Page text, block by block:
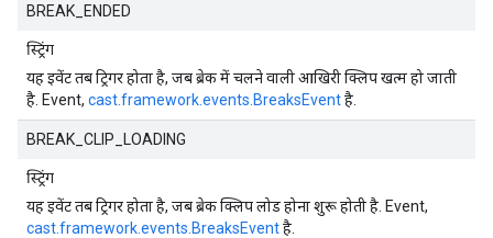
BREAK_ENDED
स्ट्रिंग
यह इवेंट तब ट्रिगर होता है, जब ब्रेक में चलने वाली आखिरी क्लिप खत्म हो जाती
है. Event, cast.framework.events.BreaksEventहै.
BREAK_CLIP_LOADING
स्ट्रिंग
यह इवेंट तब ट्रिगर होता है, जब ब्रेक क्लिप लोड होना शुरू होती है. Event,
cast.framework.events.BreaksEventहै.